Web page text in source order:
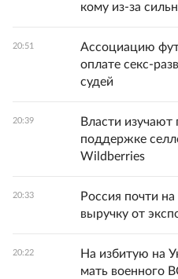
кому из-за
20:51
Ассоциацию
оплате секс-
судей
20:39
Власти
поддержке
Wildberries
20:33
Россия почти
выручку от
20:22
На избитую на
мать военного